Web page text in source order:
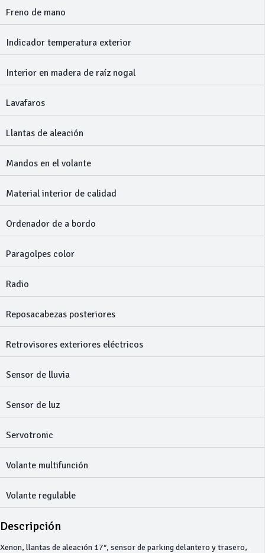
Freno de mano
Indicador temperatura exterior
Interior en madera de raíz nogal
Lavafaros
Llantas de aleación
Mandos en el volante
Material interior de calidad
Ordenador de a bordo
Paragolpes color
Radio
Reposacabezas posteriores
Retrovisores exteriores eléctricos
Sensor de lluvia
Sensor de luz
Servotronic
Volante multifunción
Volante regulable
Descripción
Xenon, llantas de aleación 17″, sensor de parking delantero y trasero,